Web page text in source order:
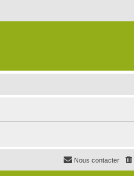
Nous contacter